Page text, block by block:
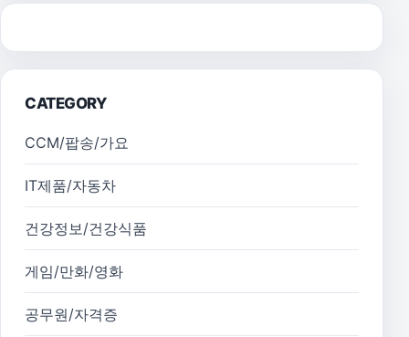
CATEGORY
CCM/팝송/가요
IT제품/자동차
건강정보/건강식품
게임/만화/영화
공무원/자격증